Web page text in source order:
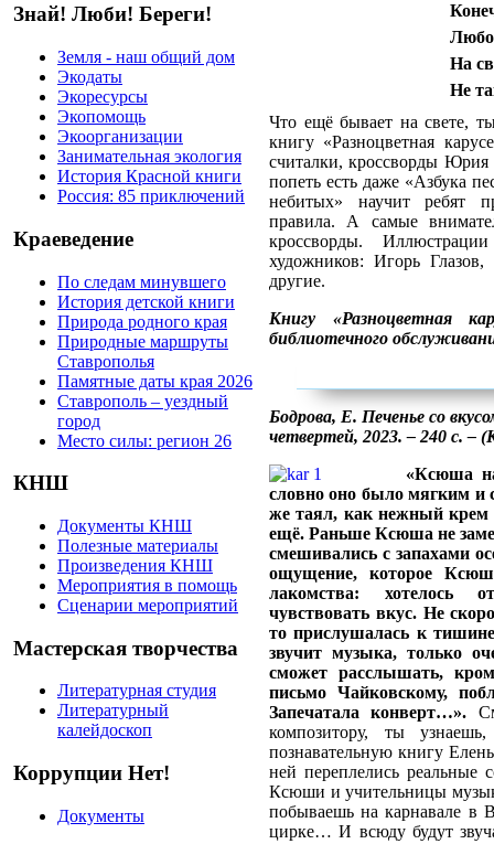
Знай! Люби! Береги!
Земля - наш общий дом
Экодаты
Экоресурсы
Экопомощь
Экоорганизации
Занимательная экология
История Красной книги
Россия: 85 приключений
Краеведение
По следам минувшего
История детской книги
Природа родного края
Природные маршруты
Ставрополья
Памятные даты края 2026
Ставрополь – уездный
город
Место силы: регион 26
КНШ
Документы КНШ
Полезные материалы
Произведения КНШ
Мероприятия в помощь
Сценарии мероприятий
Мастерская творчества
Литературная студия
Литературный
калейдоскоп
Коррупции Нет!
Документы
Любой
На
Не
Что ещё бывает на свете,
книгу «Разноцветная
считалки, кроссворды
попеть есть даже «Азбука
небитых» научит ребят
правила. А самые
кроссворды.
художников: Игорь
другие.
Книгу «Разноцветная
библиотечного
Бодрова, Е. Печенье со
четвертей, 2023. – 240 с. –
«Ксюша
словно оно было мягким и
же таял, как нежный крем
ещё. Раньше Ксюша не
смешивались с запахами
ощущение, которое
лакомства: хотелось
чувствовать вкус. Не
то прислушалась к
звучит музыка, только
сможет расслышать,
письмо Чайковскому,
Запечатала конверт…».
композитору, ты
познавательную книгу
ней переплелись реальные
Ксюши и учительницы
побываешь на карнавале в
цирке… И всюду будут